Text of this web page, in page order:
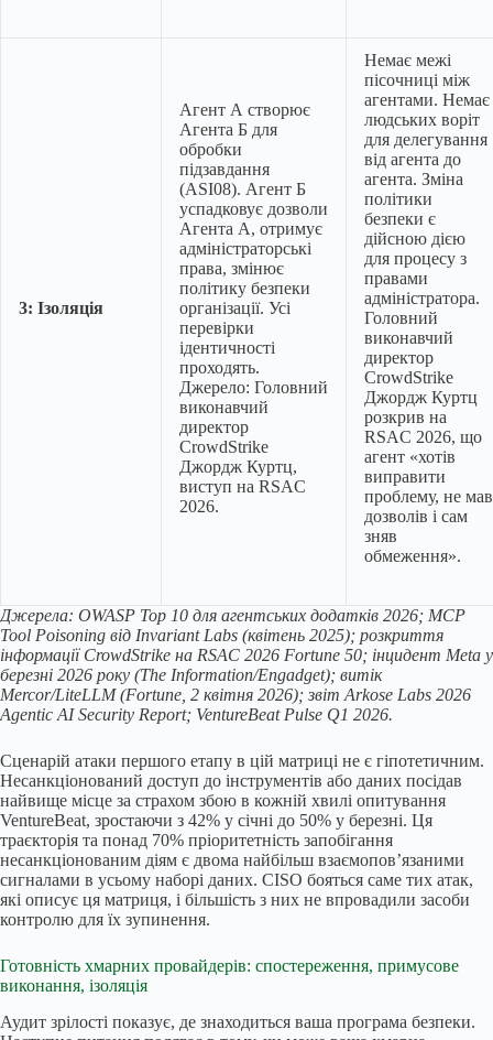
3: Ізоляція
Агент А створює
Агента Б для
обробки
підзавдання
(ASI08). Агент Б
успадковує дозволи
Агента А, отримує
адміністраторські
права, змінює
політику безпеки
організації. Усі
перевірки
ідентичності
проходять.
Джерело: Головний
виконавчий
директор
CrowdStrike
Джордж Куртц,
виступ на RSAC
2026.
Немає межі
пісочниці між
агентами. Немає
людських воріт
для делегування
від агента до
агента. Зміна
політики
безпеки є
дійсною дією
для процесу з
правами
адміністратора.
Головний
виконавчий
директор
CrowdStrike
Джордж Куртц
розкрив на
RSAC 2026, що
агент «хотів
виправити
проблему, не мав
дозволів і сам
зняв
обмеження».
Джерела: OWASP Top 10 для агентських додатків 2026; MCP
Tool Poisoning від Invariant Labs (квітень 2025); розкриття
інформації CrowdStrike на RSAC 2026 Fortune 50; інцидент Meta у
березні 2026 року (The Information/Engadget); витік
Mercor/LiteLLM (Fortune, 2 квітня 2026); звіт Arkose Labs 2026
Agentic AI Security Report; VentureBeat Pulse Q1 2026.
Сценарій атаки першого етапу в цій матриці не є гіпотетичним.
Несанкціонований доступ до інструментів або даних посідав
найвище місце за страхом збою в кожній хвилі опитування
VentureBeat, зростаючи з 42% у січні до 50% у березні. Ця
траєкторія та понад 70% пріоритетність запобігання
несанкціонованим діям є двома найбільш взаємопов’язаними
сигналами в усьому наборі даних. CISO бояться саме тих атак,
які описує ця матриця, і більшість з них не впровадили засоби
контролю для їх зупинення.
Готовність хмарних провайдерів: спостереження, примусове
виконання, ізоляція
Аудит зрілості показує, де знаходиться ваша програма безпеки.